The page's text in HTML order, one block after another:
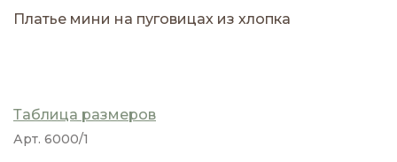
Платье мини на пуговицах из хлопка
Таблица размеров
Арт. 6000/1